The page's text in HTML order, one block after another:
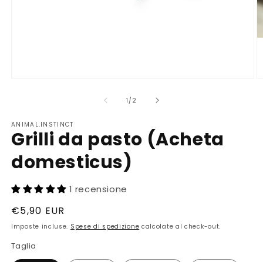
finestra
modale
1 /su2
ANIMAL.INSTINCT
Grilli da pasto (Acheta
domesticus)
1 recensione
Prezzo
di
€5,90 EUR
Imposte incluse. Spese di spedizione calcolate al check-out.
Taglia